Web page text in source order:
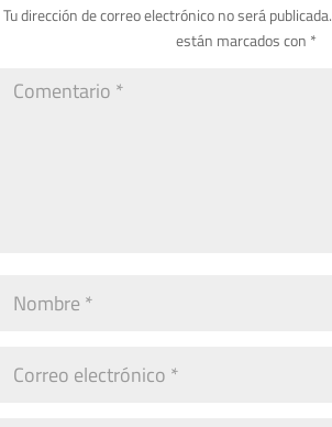
Tu dirección de correo electrónico no será publicada.
están marcados con *